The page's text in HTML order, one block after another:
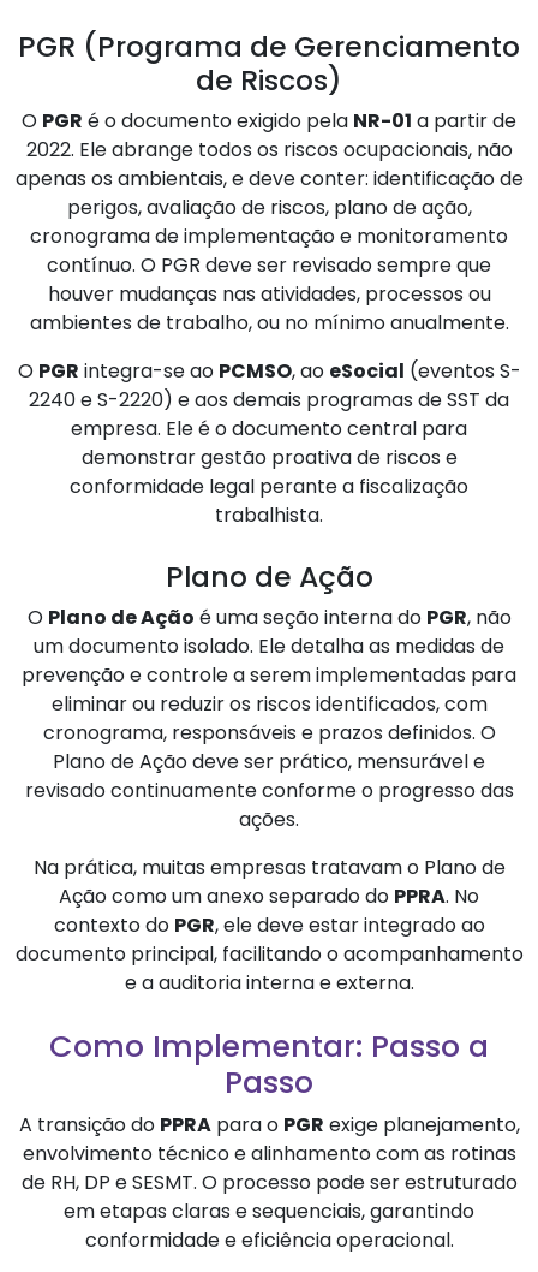
PGR (Programa de Gerenciamento
de Riscos)
O PGR é o documento exigido pela NR-01 a partir de
2022. Ele abrange todos os riscos ocupacionais, não
apenas os ambientais, e deve conter: identificação de
perigos, avaliação de riscos, plano de ação,
cronograma de implementação e monitoramento
contínuo. O PGR deve ser revisado sempre que
houver mudanças nas atividades, processos ou
ambientes de trabalho, ou no mínimo anualmente.
O PGR integra-se ao PCMSO, ao eSocial (eventos S-
2240 e S-2220) e aos demais programas de SST da
empresa. Ele é o documento central para
demonstrar gestão proativa de riscos e
conformidade legal perante a fiscalização
trabalhista.
Plano de Ação
O Plano de Ação é uma seção interna do PGR, não
um documento isolado. Ele detalha as medidas de
prevenção e controle a serem implementadas para
eliminar ou reduzir os riscos identificados, com
cronograma, responsáveis e prazos definidos. O
Plano de Ação deve ser prático, mensurável e
revisado continuamente conforme o progresso das
ações.
Na prática, muitas empresas tratavam o Plano de
Ação como um anexo separado do PPRA. No
contexto do PGR, ele deve estar integrado ao
documento principal, facilitando o acompanhamento
e a auditoria interna e externa.
Como Implementar: Passo a
Passo
A transição do PPRApara o PGR exige planejamento,
envolvimento técnico e alinhamento com as rotinas
de RH, DP e SESMT. O processo pode ser estruturado
em etapas claras e sequenciais, garantindo
conformidade e eficiência operacional.